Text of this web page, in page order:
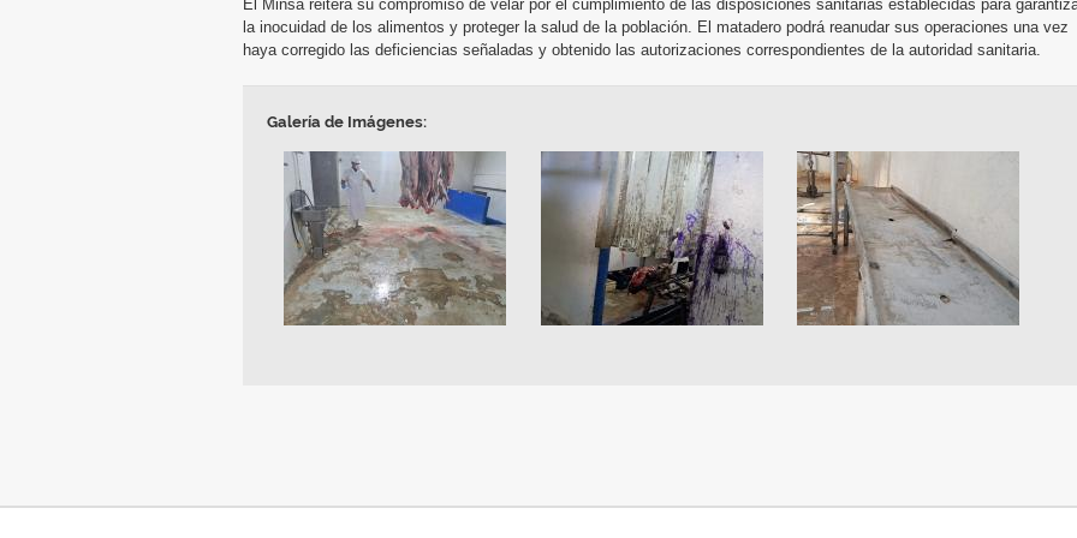
El Minsa reitera su compromiso de velar por el cumplimiento de las disposiciones sanitarias establecidas para
la inocuidad de los alimentos y proteger la salud de la población. El matadero podrá reanudar sus operaciones una vez
haya corregido las deficiencias señaladas y obtenido las autorizaciones correspondientes de la autoridad sanitaria.
Galería de Imágenes: